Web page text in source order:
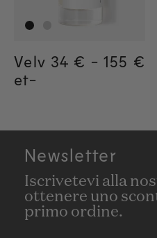
Velv
et-
Regular price
34 € - 155 €
155€
34€
Newsletter
Iscrivetevi alla
ottenere uno
primo ordine.